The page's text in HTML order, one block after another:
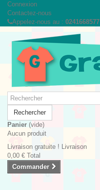
Connexion
Contactez-nous
Appelez-nous au : 0241668577
Rechercher
Panier (vide)
Aucun produit
Livraison gratuite ! Livraison
0,00 € Total
Commander